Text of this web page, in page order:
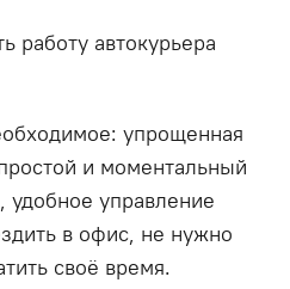
работу автокурьера
упрощенная
и моментальный
удобное управление
в офис, не нужно
своё время.